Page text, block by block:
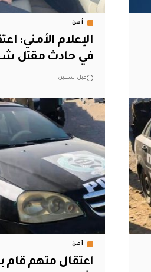
أمن
الإعلام الأمني:
في حادث مقتل
قبل سنتين
أمن
اعتقال متهم قام